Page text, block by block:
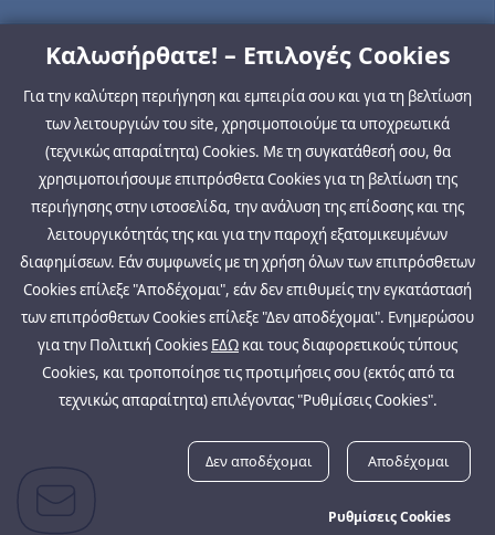
Καλωσήρθατε! – Επιλογές Cookies
Για την καλύτερη περιήγηση και εμπειρία σου και για τη βελτίωση
των λειτουργιών του site, χρησιμοποιούμε τα υποχρεωτικά
(τεχνικώς απαραίτητα) Cookies. Με τη συγκατάθεσή σου, θα
χρησιμοποιήσουμε επιπρόσθετα Cookies για τη βελτίωση της
περιήγησης στην ιστοσελίδα, την ανάλυση της επίδοσης και της
λειτουργικότητάς της και για την παροχή εξατομικευμένων
διαφημίσεων. Εάν συμφωνείς με τη χρήση όλων των επιπρόσθετων
Cookies επίλεξε "Αποδέχομαι", εάν δεν επιθυμείς την εγκατάστασή
των επιπρόσθετων Cookies επίλεξε "Δεν αποδέχομαι". Ενημερώσου
για την Πολιτική Cookies ΕΔΩ και τους διαφορετικούς τύπους
Cookies, και τροποποίησε τις προτιμήσεις σου (εκτός από τα
τεχνικώς απαραίτητα) επιλέγοντας "Ρυθμίσεις Cookies".
Δεν αποδέχομαι Αποδέχομαι
Ρυθμίσεις Cookies